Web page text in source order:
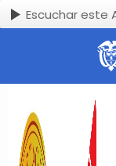
Escuchar este